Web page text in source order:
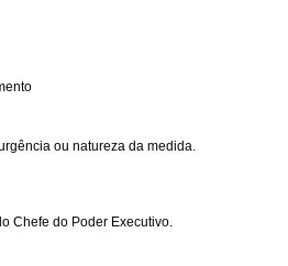
ou natureza da medida.
Chefe do Poder Executivo.